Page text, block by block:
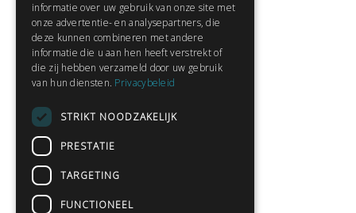
Snel naar:
Gratis aanmelden
Privacybeleid
Gedichten lezen
informatie over uw gebruik van onze site met
onze advertentie- en analysepartners, die
deze kunnen combineren met andere
informatie die u aan hen heeft verstrekt of
die zij hebben verzameld door uw gebruik
van hun diensten. Privacybeleid
STRIKT NOODZAKELIJK
PRESTATIE
TARGETING
FUNCTIONEEL